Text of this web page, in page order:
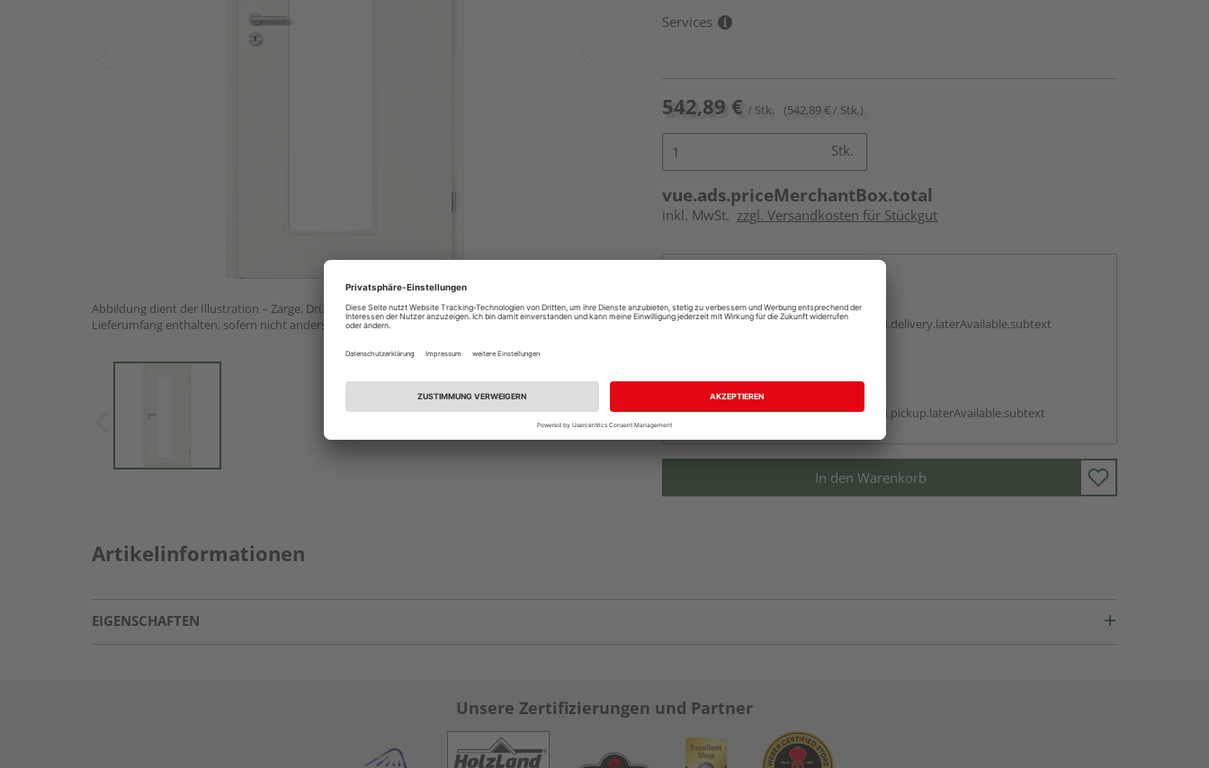
Abbildung dient der Illustration – Zarge, Drückergarnitur und Glaseinsatz nicht im
Lieferumfang enthalten, sofern nicht anders angegeben.
Services
542,89 € / Stk. (542,89 € / Stk.)
Stk.
vue.ads.priceMerchantBox.total
inkl. MwSt. zzgl. Versandkosten für Stückgut
Auf Vorbestellung:
vue.ads.priceMerchantBox.option.delivery.laterAvailable.subtext
Auf Vorbestellung:
vue.ads.priceMerchantBox.option.pickup.laterAvailable.subtext
In den Warenkorb
Artikelinformationen
EIGENSCHAFTEN
Unsere Zertifizierungen und Partner